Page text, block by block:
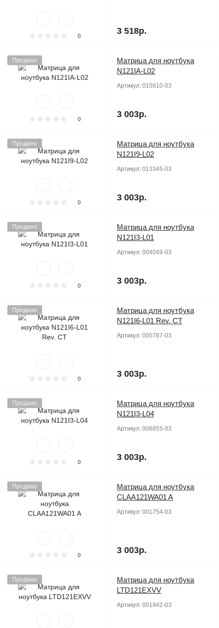
0 3 518р.
Продано
0
Матрица для ноутбука
N121IA-L02
Артикул: 015810-03
3 003р.
Продано
0
Матрица для ноутбука
N121I9-L02
Артикул: 013345-03
3 003р.
Продано
0
Матрица для ноутбука
N121I3-L01
Артикул: 004049-03
3 003р.
Продано
0
Матрица для ноутбука
N121I6-L01 Rev. CT
Артикул: 005787-03
3 003р.
Продано
0
Матрица для ноутбука
N121I3-L04
Артикул: 006855-03
3 003р.
Продано
0
Матрица для ноутбука
CLAA121WA01 A
Артикул: 001754-03
3 003р.
Продано
Матрица для ноутбука
LTD121EXVV
Артикул: 001942-03